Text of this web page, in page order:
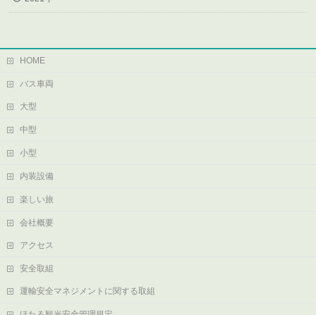
HOME
バス車両
大型
中型
小型
内装設備
楽しい旅
会社概要
アクセス
安全取組
運輸安全マネジメントに関する取組